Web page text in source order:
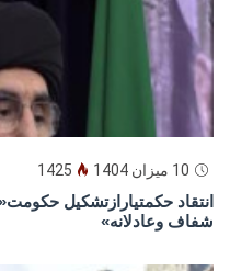
10 میزان 1404 1425
انتقاد حکمتیارازتشکیل
شفاف وعادلانه»